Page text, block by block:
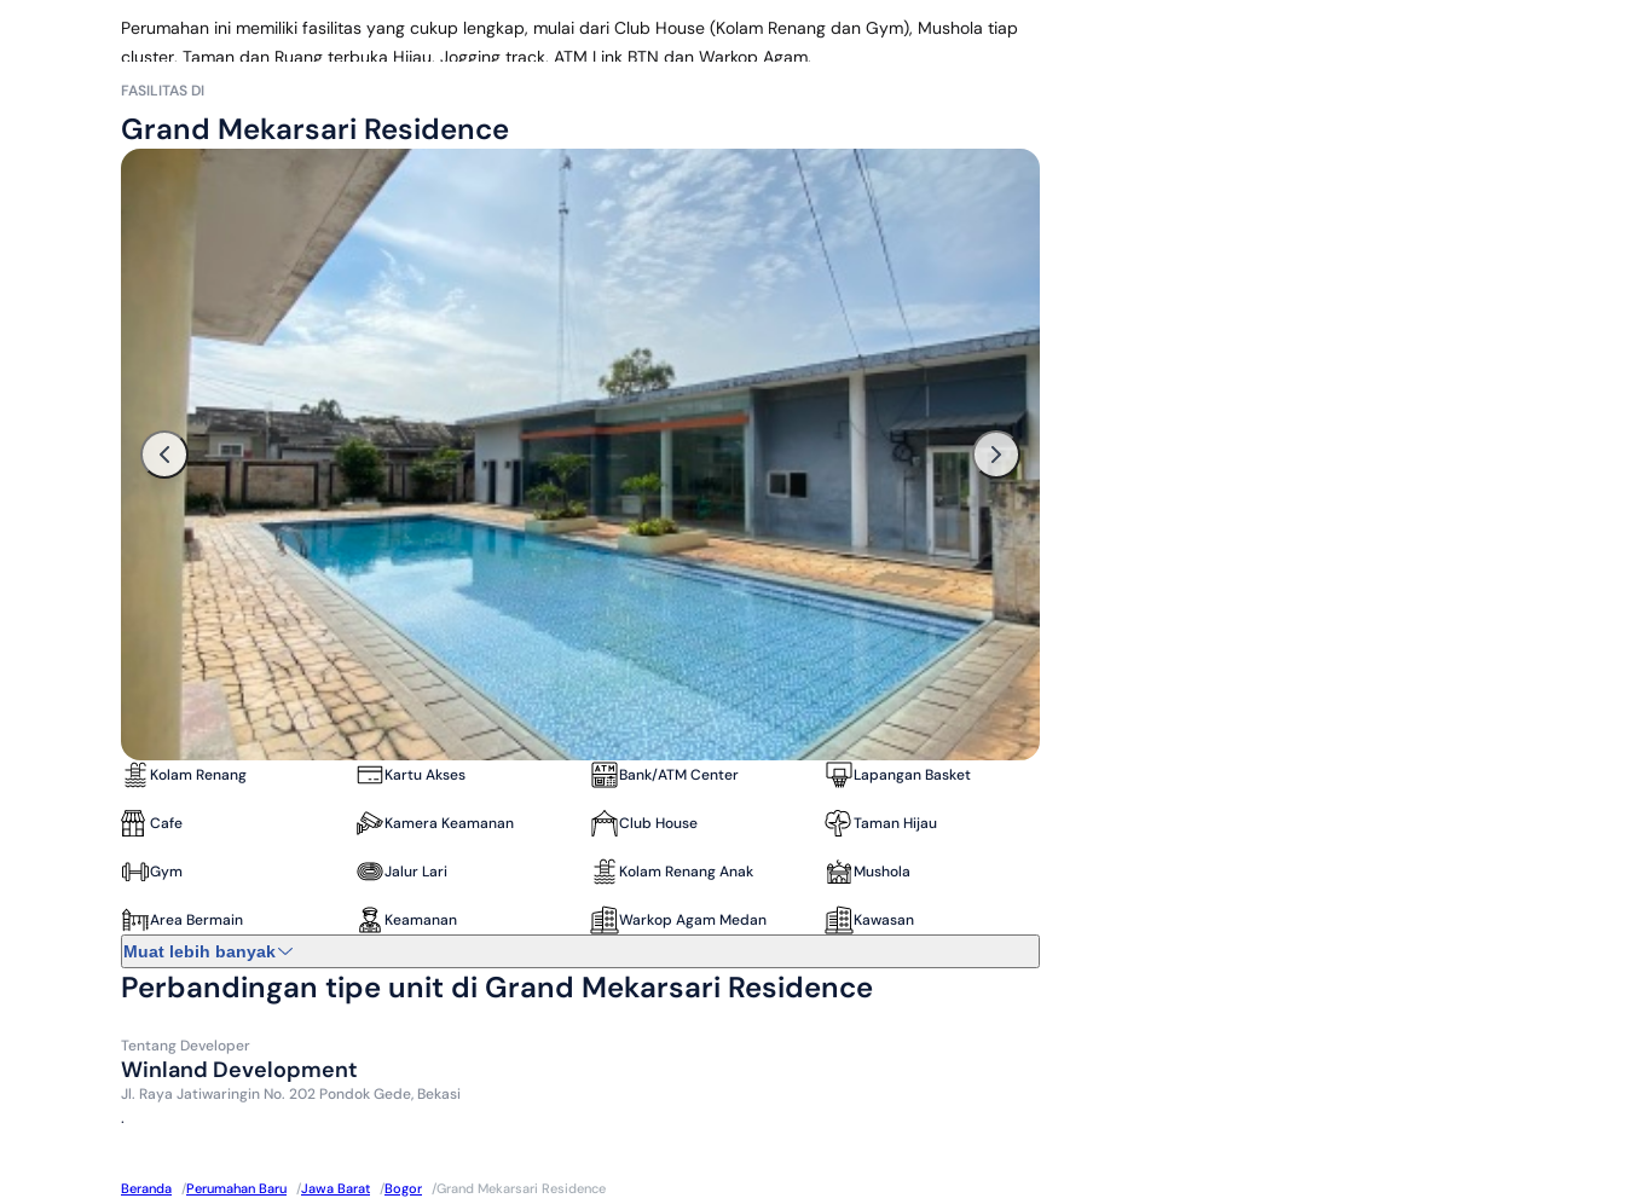
Perumahan ini memiliki fasilitas yang cukup lengkap, mulai dari Club House (Kolam Renang dan Gym), Mushola tiap
cluster, Taman dan Ruang terbuka Hijau, Jogging track, ATM Link BTN dan Warkop Agam.
Perumahan ini dekat dengan fasilitas umum, seperti selangkah dari taman buah mekarsari, 5 Menit ke rumah sakit
Hermina Mekarsari, 10 Menit ke Terminal Cileungsi, 15 Menit ke TOL Nagrak, dan 20 menitan ke LRT Cibubur.
FASILITAS DI
Grand Mekarsari Residence
Kolam Renang Kartu Akses Bank/ATM Center Lapangan Basket
Cafe Kamera Keamanan Club House Taman Hijau
Gym Jalur Lari Kolam Renang Anak Mushola
Area Bermain Keamanan Warkop Agam Medan
Kawasan
Muat lebih banyak
Perbandingan tipe unit di Grand Mekarsari Residence
Tentang Developer
Winland Development
Jl. Raya Jatiwaringin No. 202 Pondok Gede, Bekasi
.
Beranda /Perumahan Baru /Jawa Barat /Bogor /Grand Mekarsari Residence